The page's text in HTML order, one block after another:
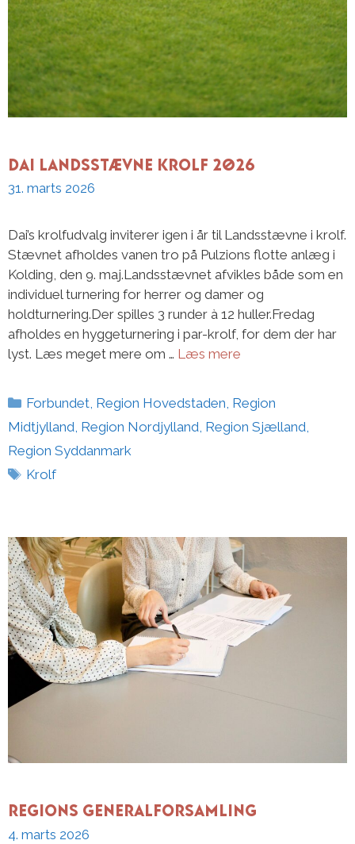
DAI Landsstævne Krolf 2026
31. marts 2026
Dai’s krolfudvalg inviterer igen i år til Landsstævne i krolf.
Stævnet afholdes vanen tro på Pulzions flotte anlæg i
Kolding, den 9. maj.Landsstævnet afvikles både som en
individuel turnering for herrer og damer og
holdturnering.Der spilles 3 runder à 12 huller.Fredag
afholdes en hyggeturnering i par-krolf, for dem der har
lyst. Læs meget mere om … Læs mere
Kategorier
Forbundet, Region Hovedstaden, Region
Midtjylland, Region Nordjylland, Region Sjælland,
Region Syddanmark
Tags
Krolf
Regions Generalforsamling
4. marts 2026